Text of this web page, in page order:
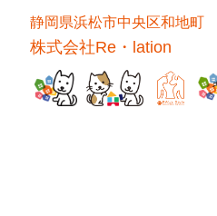
静岡県浜松市中央区和地町
株式会社Re・lation